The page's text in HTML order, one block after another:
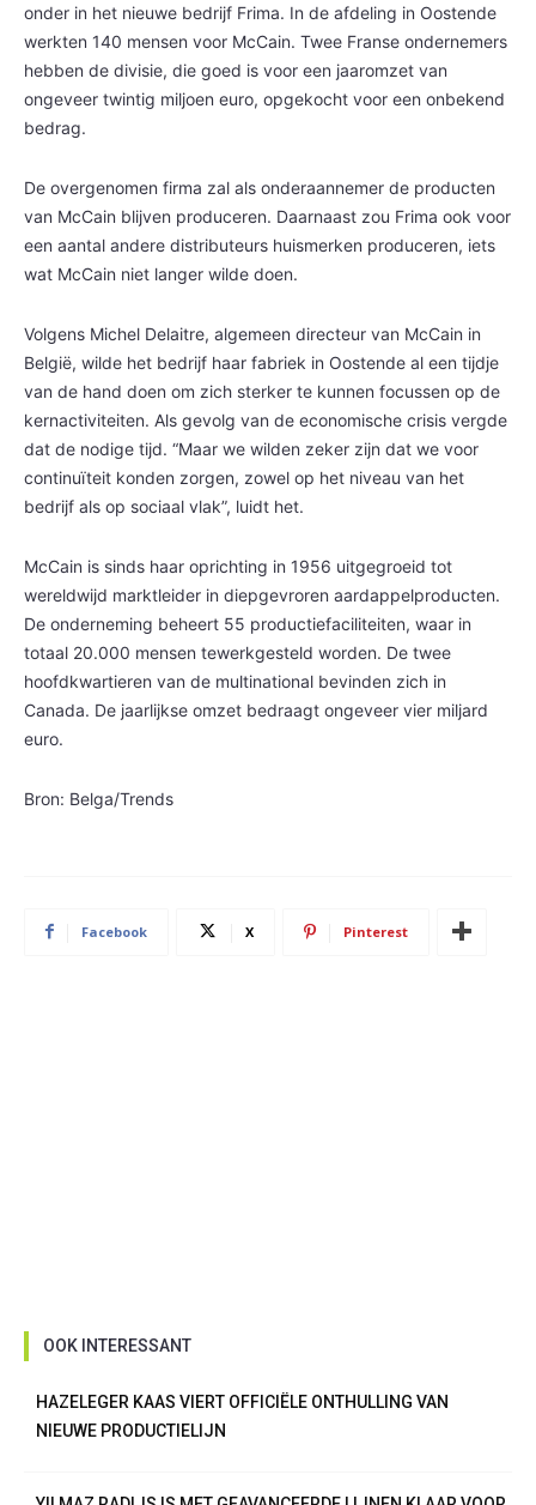
onder in het nieuwe bedrijf Frima. In de afdeling in Oostende
werkten 140 mensen voor McCain. Twee Franse ondernemers
hebben de divisie, die goed is voor een jaaromzet van
ongeveer twintig miljoen euro, opgekocht voor een onbekend
bedrag.
De overgenomen firma zal als onderaannemer de producten
van McCain blijven produceren. Daarnaast zou Frima ook voor
een aantal andere distributeurs huismerken produceren, iets
wat McCain niet langer wilde doen.
Volgens Michel Delaitre, algemeen directeur van McCain in
België, wilde het bedrijf haar fabriek in Oostende al een tijdje
van de hand doen om zich sterker te kunnen focussen op de
kernactiviteiten. Als gevolg van de economische crisis vergde
dat de nodige tijd. “Maar we wilden zeker zijn dat we voor
continuïteit konden zorgen, zowel op het niveau van het
bedrijf als op sociaal vlak”, luidt het.
McCain is sinds haar oprichting in 1956 uitgegroeid tot
wereldwijd marktleider in diepgevroren aardappelproducten.
De onderneming beheert 55 productiefaciliteiten, waar in
totaal 20.000 mensen tewerkgesteld worden. De twee
hoofdkwartieren van de multinational bevinden zich in
Canada. De jaarlijkse omzet bedraagt ongeveer vier miljard
euro.
Bron: Belga/Trends
Facebook X Pinterest
OOK INTERESSANT
HAZELEGER KAAS VIERT OFFICIËLE ONTHULLING VAN
NIEUWE PRODUCTIELIJN